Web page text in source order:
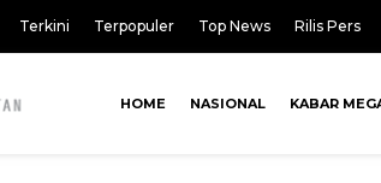
Terkini Terpopuler Top News Rilis Pers
HOME NASIONAL KABAR